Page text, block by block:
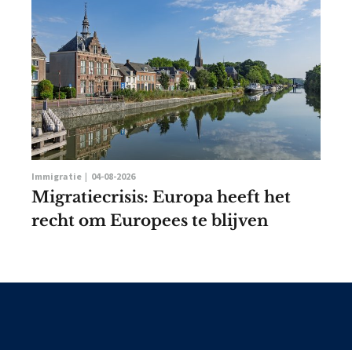
Immigratie | 04-08-2026
Migratiecrisis: Europa heeft het
recht om Europees te blijven